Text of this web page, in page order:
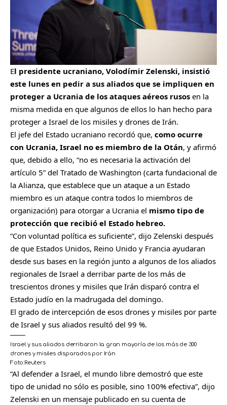
El presidente ucraniano, Volodímir Zelenski, insistió
este lunes en pedir a sus aliados que se impliquen en
proteger a Ucrania de los ataques aéreos rusos en la
misma medida en que algunos de ellos lo han hecho para
proteger a Israel de los misiles y drones de Irán.
El jefe del Estado ucraniano recordó que, como ocurre
con Ucrania, Israel no es miembro de la Otán, y afirmó
que, debido a ello, “no es necesaria la activación del
artículo 5” del Tratado de Washington (carta fundacional de
la Alianza, que establece que un ataque a un Estado
miembro es un ataque contra todos lo miembros de
organización) para otorgar a Ucrania el mismo tipo de
protección que recibió el Estado hebreo.
“Con voluntad política es suficiente”, dijo Zelenski después
de que Estados Unidos, Reino Unido y Francia ayudaran
desde sus bases en la región junto a algunos de los aliados
regionales de Israel a derribar parte de los más de
trescientos drones y misiles que Irán disparó contra el
Estado judío en la madrugada del domingo.
El grado de intercepción de esos drones y misiles por parte
de Israel y sus aliados resultó del 99 %.
Israel y sus aliados derribaron la gran mayoría de los más de 300
drones y misiles disparados por Irán
Foto:Reuters
C
o
m
“Al defender a Israel, el mundo libre demostró que este
tipo de unidad no sólo es posible, sino 100% efectiva”, dijo
Zelenski en un mensaje publicado en su cuenta de